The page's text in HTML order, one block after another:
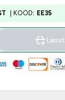
| KOOD: EE35
price